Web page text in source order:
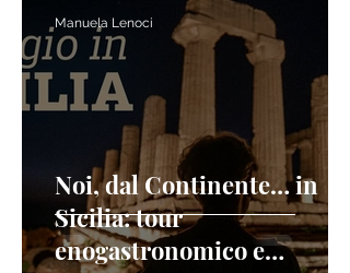
Noi, dal Continente… in
Sicilia: tour
enogastronomico e
Manuela Lenoci